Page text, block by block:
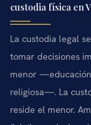
custodia física en
La custodia legal
tomar decisiones
menor
religiosa—. La
reside el menor.